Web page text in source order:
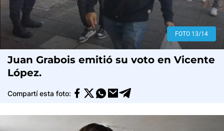
FOTO 13/14
Juan Grabois emitió su voto en Vicente
López.
Compartí esta foto: